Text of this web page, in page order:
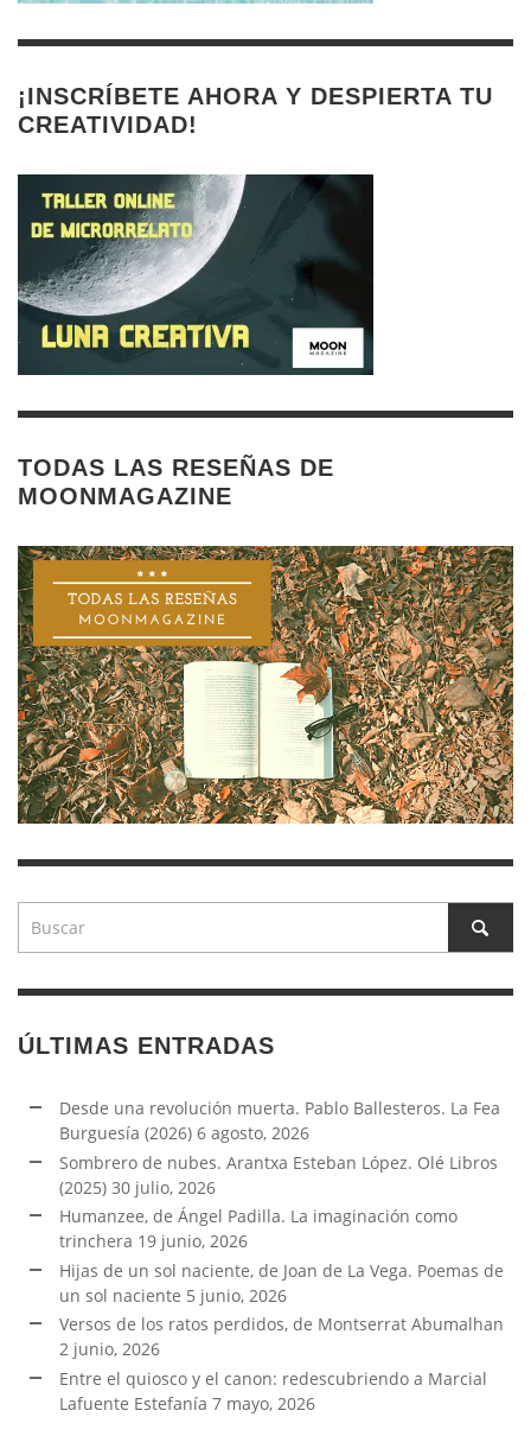
¡INSCRÍBETE AHORA Y DESPIERTA TU
CREATIVIDAD!
TODAS LAS RESEÑAS DE
MOONMAGAZINE
ÚLTIMAS ENTRADAS
Desde una revolución muerta. Pablo Ballesteros. La Fea
Burguesía (2026) 6 agosto, 2026
Sombrero de nubes. Arantxa Esteban López. Olé Libros
(2025) 30 julio, 2026
Humanzee, de Ángel Padilla. La imaginación como
trinchera 19 junio, 2026
Hijas de un sol naciente, de Joan de La Vega. Poemas de
un sol naciente 5 junio, 2026
Versos de los ratos perdidos, de Montserrat Abumalhan
2 junio, 2026
Entre el quiosco y el canon: redescubriendo a Marcial
Lafuente Estefanía 7 mayo, 2026